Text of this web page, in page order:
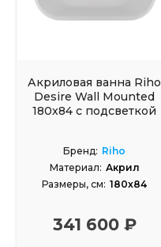
Акриловая ванна Riho
Desire Wall Mounted
180x84 с подсветкой
Бренд: Riho
Материал: Акрил
Размеры, см: 180x84
341 600 ₽